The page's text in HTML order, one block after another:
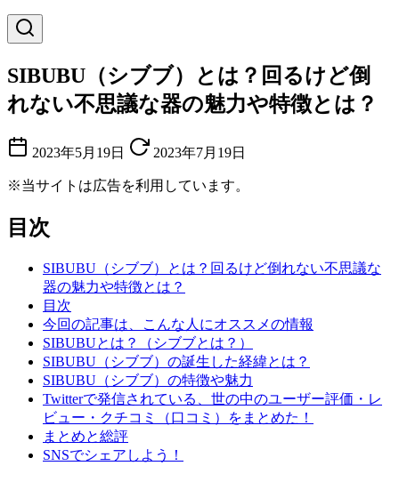
SIBUBU（シブブ）とは？回るけど倒
れない不思議な器の魅力や特徴とは？
2023年5月19日 2023年7月19日
※当サイトは広告を利用しています。
目次
SIBUBU（シブブ）とは？回るけど倒れない不思議な
器の魅力や特徴とは？
目次
今回の記事は、こんな人にオススメの情報
SIBUBUとは？（シブブとは？）
SIBUBU（シブブ）の誕生した経緯とは？
SIBUBU（シブブ）の特徴や魅力
Twitterで発信されている、世の中のユーザー評価・レ
ビュー・クチコミ（口コミ）をまとめた！
まとめと総評
SNSでシェアしよう！